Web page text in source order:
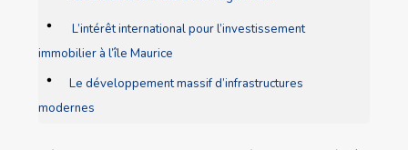
L’intérêt international pour l’investissement
immobilier à l’île Maurice
Le développement massif d’infrastructures
modernes